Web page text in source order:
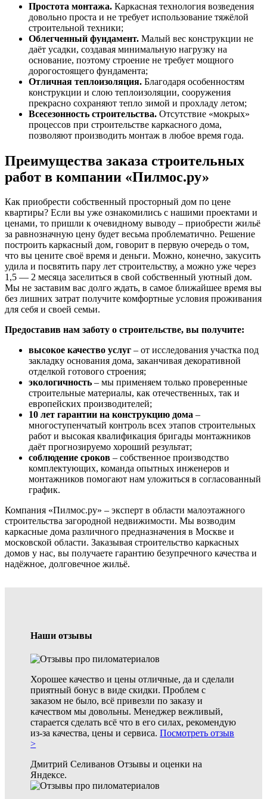
Простота монтажа. Каркасная технология возведения
довольно проста и не требует использование тяжёлой
строительной техники;
Облегченный фундамент. Малый вес конструкции не
даёт усадки, создавая минимальную нагрузку на
основание, поэтому строение не требует мощного
дорогостоящего фундамента;
Отличная теплоизоляция. Благодаря особенностям
конструкции и слою теплоизоляции, сооружения
прекрасно сохраняют тепло зимой и прохладу летом;
Всесезонность строительства. Отсутствие «мокрых»
процессов при строительстве каркасного дома,
позволяют производить монтаж в любое время года.
Преимущества заказа строительных
работ в компании «Пилмос.ру»
Как приобрести собственный просторный дом по цене
квартиры? Если вы уже ознакомились с нашими проектами и
ценами, то пришли к очевидному выводу – приобрести жильё
за равнозначную цену будет весьма проблематично. Решение
построить каркасный дом, говорит в первую очередь о том,
что вы цените своё время и деньги. Можно, конечно, закусить
удила и посвятить пару лет строительству, а можно уже через
1,5 — 2 месяца заселиться в свой собственный уютный дом.
Мы не заставим вас долго ждать, в самое ближайшее время вы
без лишних затрат получите комфортные условия проживания
для себя и своей семьи.
Предоставив нам заботу о строительстве, вы получите:
высокое качество услуг – от исследования участка под
закладку основания дома, заканчивая декоративной
отделкой готового строения;
экологичность – мы применяем только проверенные
строительные материалы, как отечественных, так и
европейских производителей;
10 лет гарантии на конструкцию дома –
многоступенчатый контроль всех этапов строительных
работ и высокая квалификация бригады монтажников
даёт прогнозируемо хороший результат;
соблюдение сроков – собственное производство
комплектующих, команда опытных инженеров и
монтажников помогают нам уложиться в согласованный
график.
Компания «Пилмос.ру» – эксперт в области малоэтажного
строительства загородной недвижимости. Мы возводим
каркасные дома различного предназначения в Москве и
московской области. Заказывая строительство каркасных
домов у нас, вы получаете гарантию безупречного качества и
надёжное, долговечное жильё.
Наши отзывы
Хорошее качество и цены отличные, да и сделали
приятный бонус в виде скидки. Проблем с
заказом не было, всё привезли по заказу и
качеством мы довольны. Менеджер вежливый,
старается сделать всё что в его силах, рекомендую
из-за качества, цены и сервиса.Посмотреть отзыв
>
Дмитрий СеливановОтзывы и оценки на
Яндексе.